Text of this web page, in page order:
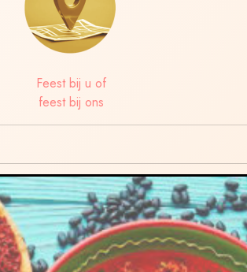
Feest bij u of
feest bij ons